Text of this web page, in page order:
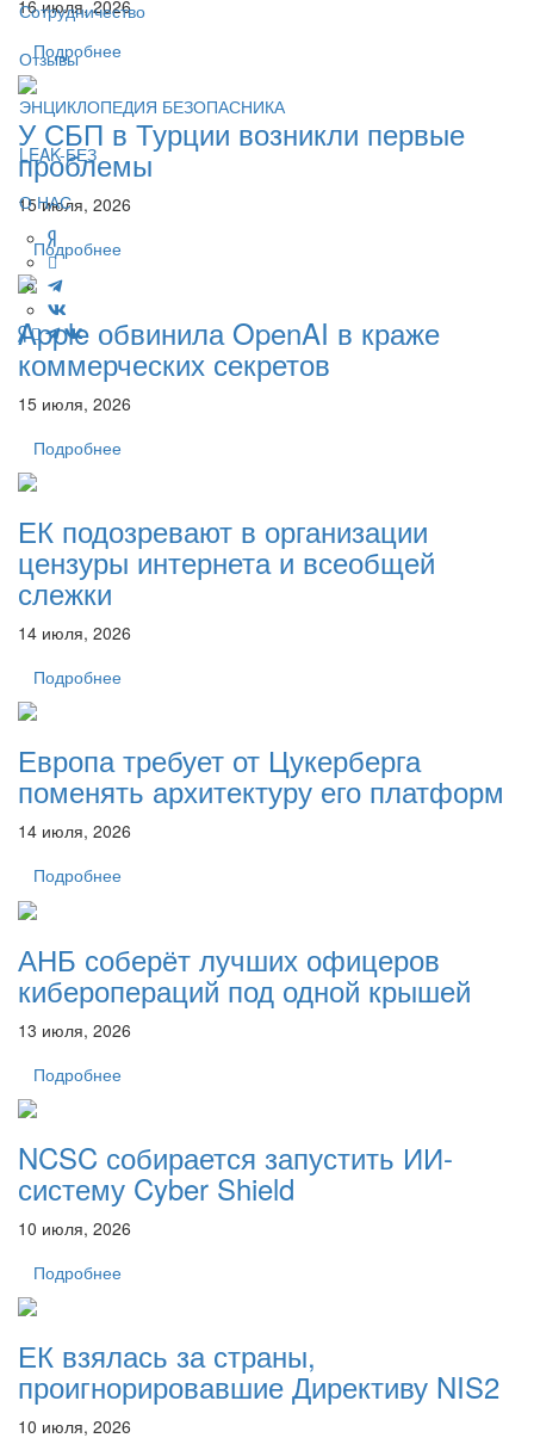
Сотрудничество
Отзывы
ЭНЦИКЛОПЕДИЯ БЕЗОПАСНИКА
LEAK-БЕЗ
О НАС
16 июля, 2026
Подробнее
У СБП в Турции возникли первые
проблемы
15 июля, 2026
Подробнее
Apple обвинила OpenAI в краже
коммерческих секретов
15 июля, 2026
Подробнее
ЕК подозревают в организации
цензуры интернета и всеобщей
слежки
14 июля, 2026
Подробнее
Европа требует от Цукерберга
поменять архитектуру его платформ
14 июля, 2026
Подробнее
АНБ соберёт лучших офицеров
киберопераций под одной крышей
13 июля, 2026
Подробнее
NCSC собирается запустить ИИ-
систему Cyber ​​Shield
10 июля, 2026
Подробнее
ЕК взялась за страны,
проигнорировавшие Директиву NIS2
10 июля, 2026